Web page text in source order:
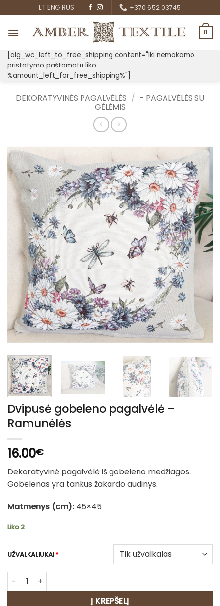
to
content
LT ENG RUS +370 652 03745
0
[alg_wc_left_to_free_shipping content="Iki nemokamo
pristatymo paštomatu liko
%amount_left_for_free_shipping%"]
DEKORATYVINĖS PAGALVĖLĖS / - PAGALVĖLĖS SU
GĖLĖMIS
Dvipusė gobeleno pagalvėlė –
Ramunėlės
16.00€
Dekoratyvinė pagalvėlė iš gobeleno medžiagos.
Gobelenas yra tankus žakardo audinys.
Matmenys (cm): 45×45
Liko 2
UŽVALKALIUKAI*
produkto kiekis: Dvipusė gobeleno pagalvėlė – Ramunėlės
Į KREPŠELĮ